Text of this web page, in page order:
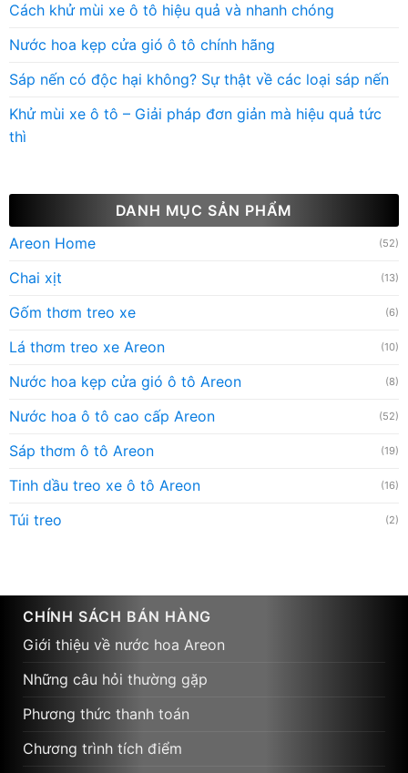
Cách khử mùi xe ô tô hiệu quả và nhanh chóng
Nước hoa kẹp cửa gió ô tô chính hãng
Sáp nến có độc hại không? Sự thật về các loại sáp nến
Khử mùi xe ô tô – Giải pháp đơn giản mà hiệu quả tức
thì
DANH MỤC SẢN PHẨM
Areon Home
(52)
Chai xịt (13)
Gốm thơm treo xe (6)
Lá thơm treo xe Areon (10)
Nước hoa kẹp cửa gió ô tô Areon (8)
Nước hoa ô tô cao cấp Areon (52)
Sáp thơm ô tô Areon (19)
Tinh dầu treo xe ô tô Areon (16)
Túi treo (2)
CHÍNH SÁCH BÁN HÀNG
Giới thiệu về nước hoa Areon
Những câu hỏi thường gặp
Phương thức thanh toán
Chương trình tích điểm